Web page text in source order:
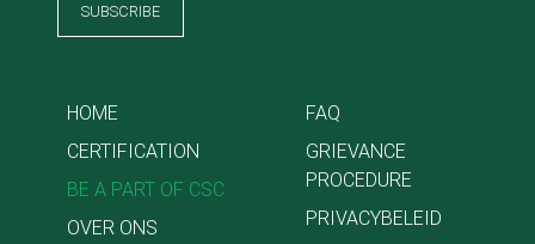
SUBSCRIBE
HOME
CERTIFICATION
BE A PART OF CSC
OVER ONS
FAQ
GRIEVANCE
PROCEDURE
PRIVACYBELEID